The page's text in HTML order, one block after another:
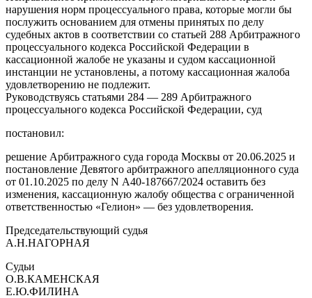
нарушения норм процессуального права, которые могли бы
послужить основанием для отмены принятых по делу
судебных актов в соответствии со статьей 288 Арбитражного
процессуального кодекса Российской Федерации в
кассационной жалобе не указаны и судом кассационной
инстанции не установлены, а потому кассационная жалоба
удовлетворению не подлежит.
Руководствуясь статьями 284 — 289 Арбитражного
процессуального кодекса Российской Федерации, суд
постановил:
решение Арбитражного суда города Москвы от 20.06.2025 и
постановление Девятого арбитражного апелляционного суда
от 01.10.2025 по делу N А40-187667/2024 оставить без
изменения, кассационную жалобу общества с ограниченной
ответственностью «Гелион» — без удовлетворения.
Председательствующий судья
А.Н.НАГОРНАЯ
Судьи
О.В.КАМЕНСКАЯ
Е.Ю.ФИЛИНА